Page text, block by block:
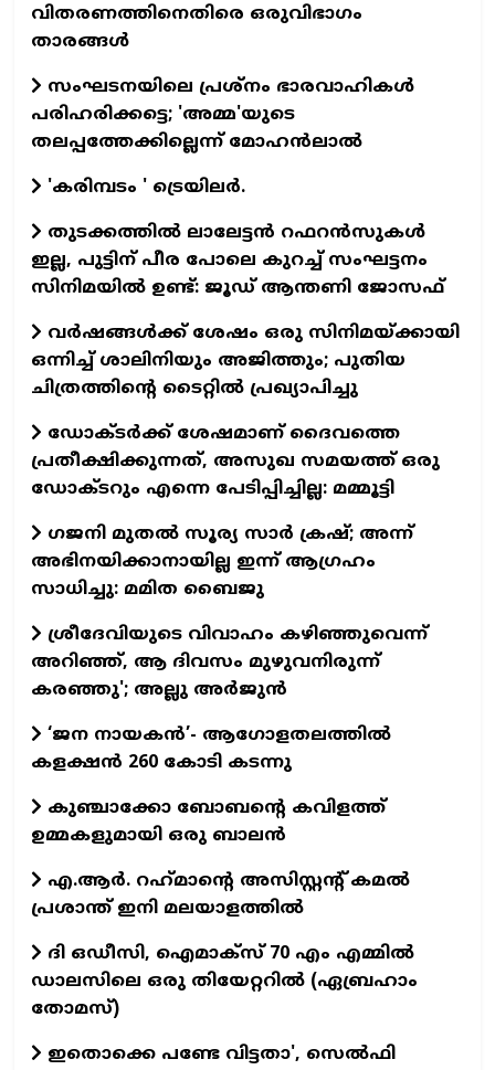
വിതരണത്തിനെതിരെ ഒരുവിഭാഗം
താരങ്ങള്‍
സംഘടനയിലെ പ്രശ്നം ഭാരവാഹികൾ
പരിഹരിക്കട്ടെ; 'അമ്മ'യുടെ
തലപ്പത്തേക്കില്ലെന്ന് മോഹൻലാൽ
'കരിമ്പടം ' ട്രെയിലര്‍.
തുടക്കത്തില്‍ ലാലേട്ടന്‍ റഫറന്‍സുകള്‍
ഇല്ല, പുട്ടിന് പീര പോലെ കുറച്ച് സംഘട്ടനം
സിനിമയില്‍ ഉണ്ട്: ജൂഡ് ആന്തണി ജോസഫ്
വര്‍ഷങ്ങള്‍ക്ക് ശേഷം ഒരു സിനിമയ്ക്കായി
ഒന്നിച്ച് ശാലിനിയും അജിത്തും; പുതിയ
ചിത്രത്തിന്റെ ടൈറ്റില്‍ പ്രഖ്യാപിച്ചു
ഡോക്ടര്‍ക്ക് ശേഷമാണ് ദൈവത്തെ
പ്രതീക്ഷിക്കുന്നത്, അസുഖ സമയത്ത് ഒരു
ഡോക്ടറും എന്നെ പേടിപ്പിച്ചില്ല: മമ്മൂട്ടി
ഗജനി മുതല്‍ സൂര്യ സാര്‍ ക്രഷ്; അന്ന്
അഭിനയിക്കാനായില്ല ഇന്ന് ആഗ്രഹം
സാധിച്ചു: മമിത ബൈജു
ശ്രീദേവിയുടെ വിവാഹം കഴിഞ്ഞുവെന്ന്
അറിഞ്ഞ്, ആ ദിവസം മുഴുവനിരുന്ന്
കരഞ്ഞു'; അല്ലു അര്‍ജുന്‍
‘ജന നായകൻ’- ആഗോളതലത്തിൽ
കളക്ഷൻ 260 കോടി കടന്നു
കുഞ്ചാക്കോ ബോബന്റെ കവിളത്ത്
ഉമ്മകളുമായി ഒരു ബാലന്‍
എ.ആര്‍. റഹ്‌മാന്റെ അസിസ്റ്റന്റ് കമല്‍
പ്രശാന്ത് ഇനി മലയാളത്തില്‍
ദി ഒഡീസി, ഐമാക്സ് 70 എം എമ്മിൽ
ഡാലസിലെ ഒരു തിയേറ്ററിൽ (ഏബ്രഹാം
തോമസ്)
ഇതൊക്കെ പണ്ടേ വിട്ടതാ', സെല്‍ഫി